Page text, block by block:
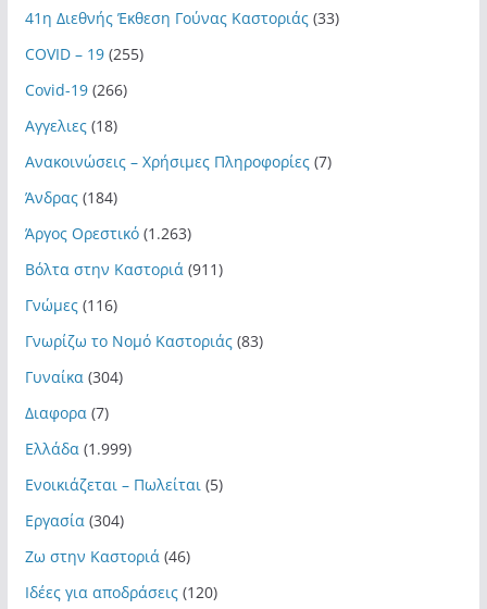
41η Διεθνής Έκθεση Γούνας Καστοριάς(33)
COVID – 19(255)
Covid-19(266)
Αγγελιες(18)
Ανακοινώσεις – Χρήσιμες Πληροφορίες(7)
Άνδρας(184)
Άργος Ορεστικό(1.263)
Βόλτα στην Καστοριά(911)
Γνώμες(116)
Γνωρίζω το Νομό Καστοριάς(83)
Γυναίκα(304)
Διαφορα(7)
Ελλάδα(1.999)
Ενοικιάζεται – Πωλείται(5)
Εργασία(304)
Ζω στην Καστοριά(46)
Ιδέες για αποδράσεις(120)